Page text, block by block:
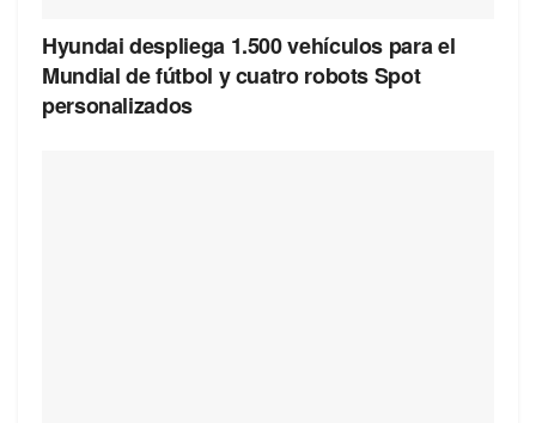
Hyundai despliega 1.500 vehículos para el
Mundial de fútbol y cuatro robots Spot
personalizados